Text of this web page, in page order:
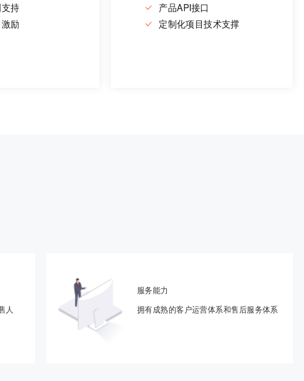
持
励
产品API接口
定制化项目技术支撑
人
服务能力
拥有成熟的客户运营体系和售后服务体系